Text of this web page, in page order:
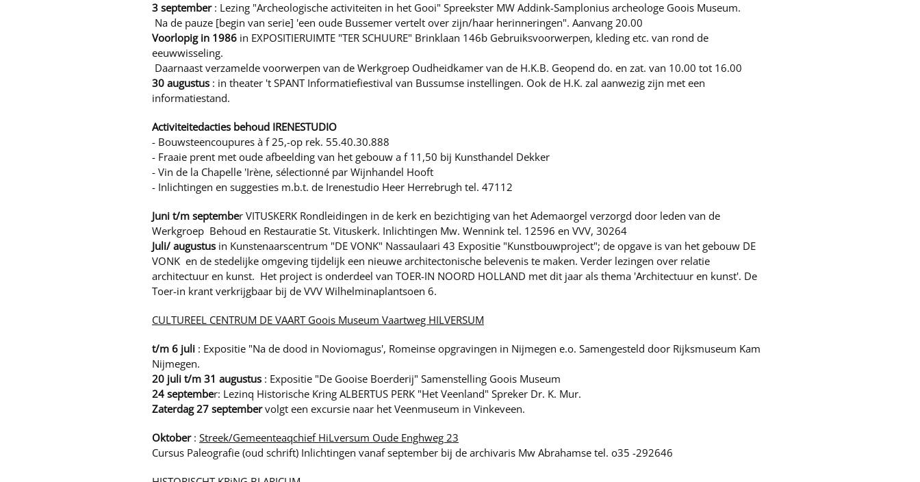
3 september: Lezing "Archeologische activiteiten in het Gooi" Spreekster MW Addink-Samplonius archeologe Goois Museum.
Na de pauze [begin van serie] 'een oude Bussemer vertelt over zijn/haar herinneringen". Aanvang 20.00
Voorlopig in 1986 in EXPOSITIERUIMTE "TER SCHUURE" Brinklaan 146b Gebruiksvoorwerpen, kleding etc. van rond de
eeuwwisseling.
Daarnaast verzamelde voorwerpen van de Werkgroep Oudheidkamer van de H.K.B. Geopend do. en zat. van 10.00 tot 16.00
30 augustus : in theater 't SPANT Informatiefiestival van Bussumse instellingen. Ook de H.K. zal aanwezig zijn met een
informatiestand.
Activiteitedacties behoud IRENESTUDIO
- Bouwsteencoupures à f 25,-op rek. 55.40.30.888
- Fraaie prent met oude afbeelding van het gebouw a f 11,50 bij Kunsthandel Dekker
- Vin de la Chapelle 'Irène, sélectionné par Wijnhandel Hooft
- Inlichtingen en suggesties m.b.t. de Irenestudio Heer Herrebrugh tel. 47112
Juni t/m september VITUSKERK Rondleidingen in de kerk en bezichtiging van het Ademaorgel verzorgd door leden van de
Werkgroep Behoud en Restauratie St. Vituskerk. Inlichtingen Mw. Wennink tel. 12596 en VVV, 30264
Juli/ augustus in Kunstenaarscentrum "DE VONK" Nassaulaari 43 Expositie "Kunstbouwproject"; de opgave is van het gebouw DE
VONK en de stedelijke omgeving tijdelijk een nieuwe architectonische belevenis te maken. Verder lezingen over relatie
architectuur en kunst. Het project is onderdeel van TOER-IN NOORD HOLLAND met dit jaar als thema 'Architectuur en kunst'. De
Toer-in krant verkrijgbaar bij de VVV Wilhelminaplantsoen 6.
CULTUREEL CENTRUM DE VAART Goois Museum Vaartweg HILVERSUM
t/m 6 juli : Expositie "Na de dood in Noviomagus', Romeinse opgravingen in Nijmegen e.o. Samengesteld door Rijksmuseum Kam
Nijmegen.
20 juli t/m 31 augustus : Expositie "De Gooise Boerderij" Samenstelling Goois Museum
24 september: Lezinq Historische Kring ALBERTUS PERK "Het Veenland" Spreker Dr. K. Mur.
Zaterdag 27 septembervolgt een excursie naar het Veenmuseum in Vinkeveen.
Oktober: Streek/Gemeenteaqchief HiLversum Oude Enghweg 23
Cursus Paleografie (oud schrift) Inlichtingen vanaf september bij de archivaris Mw Abrahamse tel. o35 -292646